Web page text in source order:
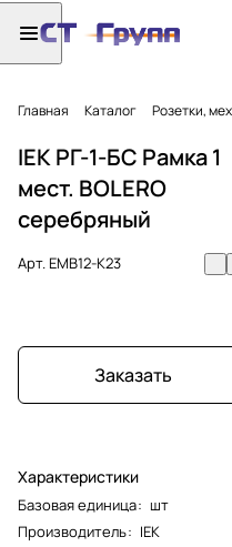
Главная Каталог Розетки,
IEK РГ-1-БС Рамка 1
мест. BOLERO
серебряный
Арт.EMB12-K23
Заказать
Характеристики
Базовая единица: шт
Производитель: IEK